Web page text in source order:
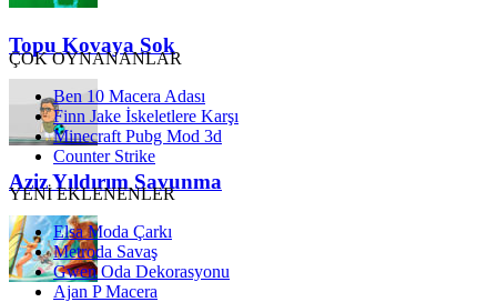
Topu Kovaya Sok
Aziz Yıldırım Savunma
ÇOK OYNANANLAR
Ben 10 Macera Adası
Finn Jake İskeletlere Karşı
Minecraft Pubg Mod 3d
Counter Strike
YENİ EKLENENLER
Elsa Moda Çarkı
Metroda Savaş
Gwen Oda Dekorasyonu
Ajan P Macera